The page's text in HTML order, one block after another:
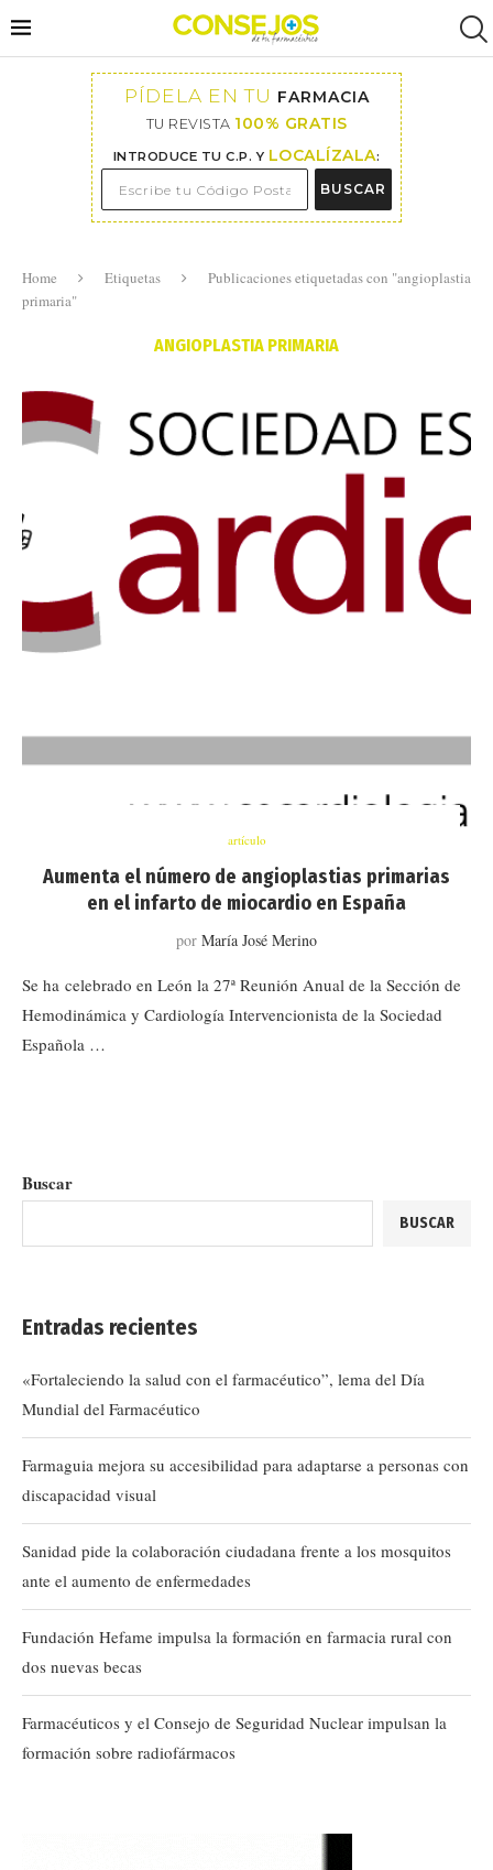
PÍDELA EN TU FARMACIA
TU REVISTA 100% GRATIS
INTRODUCE TU C.P. Y LOCALÍZALA:
BUSCAR
Home Etiquetas
Publicaciones etiquetadas con "angioplastia
primaria"
ANGIOPLASTIA PRIMARIA
artículo
Aumenta el número de angioplastias primarias
en el infarto de miocardio en España
por María José Merino
Se ha celebrado en León la 27ª Reunión Anual de la Sección de
Hemodinámica y Cardiología Intervencionista de la Sociedad
Española …
Buscar
BUSCAR
Entradas recientes
«Fortaleciendo la salud con el farmacéutico”, lema del Día
Mundial del Farmacéutico
Farmaguia mejora su accesibilidad para adaptarse a personas con
discapacidad visual
Sanidad pide la colaboración ciudadana frente a los mosquitos
ante el aumento de enfermedades
Fundación Hefame impulsa la formación en farmacia rural con
dos nuevas becas
Farmacéuticos y el Consejo de Seguridad Nuclear impulsan la
formación sobre radiofármacos